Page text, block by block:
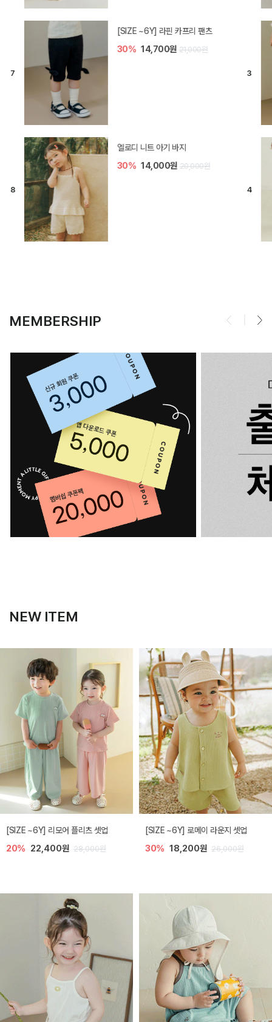
[SIZE ~6Y] 라핀 카프리 팬츠
30% 14,700원 21,000원
엘로디 니트 아기 바지
30% 14,000원 20,000원
MEMBERSHIP
NEW ITEM
[SIZE ~6Y] 리모어 플리츠 셋업
20% 22,400원 28,000원
[SIZE ~6Y] 로메이 라운지 셋업
30% 18,200원 26,000원